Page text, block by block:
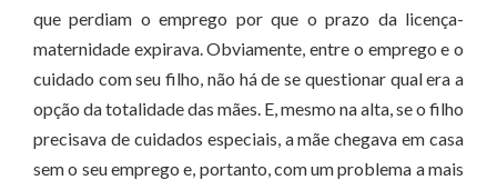
que perdiam o emprego por que o prazo da licença-
maternidade expirava. Obviamente, entre o emprego e o
cuidado com seu filho, não há de se questionar qual era a
opção da totalidade das mães. E, mesmo na alta, se o filho
precisava de cuidados especiais, a mãe chegava em casa
sem o seu emprego e, portanto, com um problema a mais